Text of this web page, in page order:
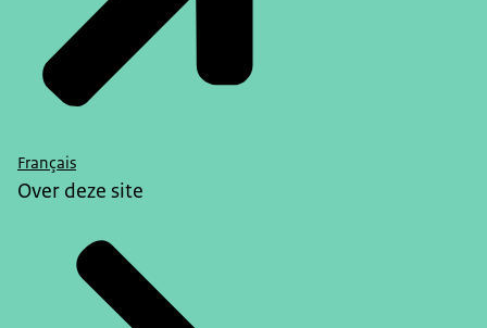
Français
Over deze site